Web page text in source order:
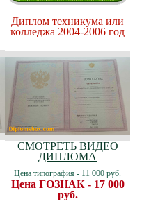
Диплом техникума или
колледжа 2004-2006 год
СМОТРЕТЬ ВИДЕО
ДИПЛОМА
Цена типография - 11 000 руб.
Цена ГОЗНАК - 17 000
руб.